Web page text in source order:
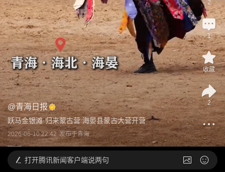
@青海日报
跃马金银滩·归来蒙古营 海晏县蒙古大营开营
2026-06-10 22:42 发布于青海
2
1
收藏
2
打开腾讯新闻客户端说两句